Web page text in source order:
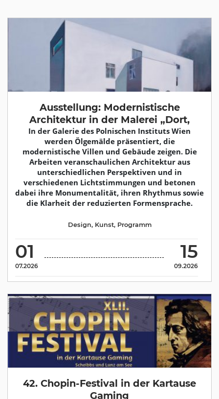
Ausstellung: Modernistische
Architektur in der Malerei „Dort,
In der Galerie des Polnischen Instituts Wien
werden Ölgemälde präsentiert, die
modernistische Villen und Gebäude zeigen. Die
Arbeiten veranschaulichen Architektur aus
unterschiedlichen Perspektiven und in
verschiedenen Lichtstimmungen und betonen
dabei ihre Monumentalität, ihren Rhythmus sowie
die Klarheit der reduzierten Formensprache.
01
07.2026
15
09.2026
Design, Kunst, Programm
42. Chopin-Festival in der Kartause
Gaming